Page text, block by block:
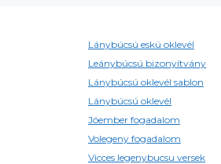
Lánybúcsú eskü oklevél
Leánybúcsú bizonyítvány
Lánybúcsú oklevél sablon
Lánybúcsú oklevél
Jóember fogadalom
Volegeny fogadalom
Vicces legenybucsu versek